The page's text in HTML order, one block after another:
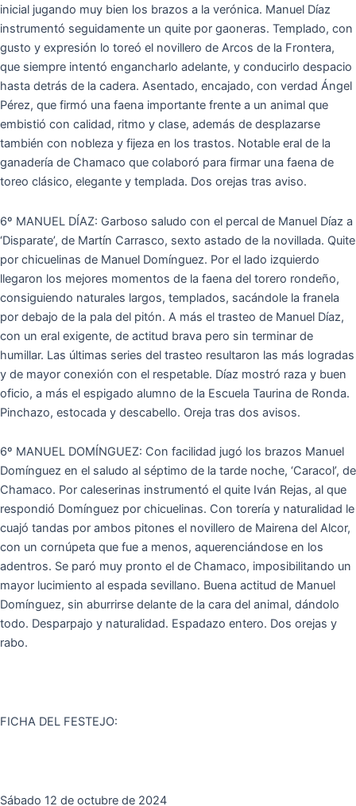
inicial jugando muy bien los brazos a la verónica. Manuel Díaz
instrumentó seguidamente un quite por gaoneras. Templado, con
gusto y expresión lo toreó el novillero de Arcos de la Frontera,
que siempre intentó engancharlo adelante, y conducirlo despacio
hasta detrás de la cadera. Asentado, encajado, con verdad Ángel
Pérez, que firmó una faena importante frente a un animal que
embistió con calidad, ritmo y clase, además de desplazarse
también con nobleza y fijeza en los trastos. Notable eral de la
ganadería de Chamaco que colaboró para firmar una faena de
toreo clásico, elegante y templada. Dos orejas tras aviso.
6º MANUEL DÍAZ: Garboso saludo con el percal de Manuel Díaz a
‘Disparate’, de Martín Carrasco, sexto astado de la novillada. Quite
por chicuelinas de Manuel Domínguez. Por el lado izquierdo
llegaron los mejores momentos de la faena del torero rondeño,
consiguiendo naturales largos, templados, sacándole la franela
por debajo de la pala del pitón. A más el trasteo de Manuel Díaz,
con un eral exigente, de actitud brava pero sin terminar de
humillar. Las últimas series del trasteo resultaron las más logradas
y de mayor conexión con el respetable. Díaz mostró raza y buen
oficio, a más el espigado alumno de la Escuela Taurina de Ronda.
Pinchazo, estocada y descabello. Oreja tras dos avisos.
6º MANUEL DOMÍNGUEZ: Con facilidad jugó los brazos Manuel
Domínguez en el saludo al séptimo de la tarde noche, ‘Caracol’, de
Chamaco. Por caleserinas instrumentó el quite Iván Rejas, al que
respondió Domínguez por chicuelinas. Con torería y naturalidad le
cuajó tandas por ambos pitones el novillero de Mairena del Alcor,
con un cornúpeta que fue a menos, aquerenciándose en los
adentros. Se paró muy pronto el de Chamaco, imposibilitando un
mayor lucimiento al espada sevillano. Buena actitud de Manuel
Domínguez, sin aburrirse delante de la cara del animal, dándolo
todo. Desparpajo y naturalidad. Espadazo entero. Dos orejas y
rabo.
FICHA DEL FESTEJO:
Sábado 12 de octubre de 2024